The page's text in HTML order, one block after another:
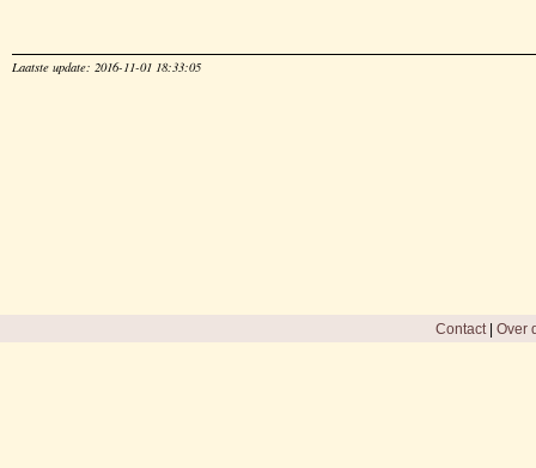
Laatste update: 2016-11-01 18:33:05
Contact| Over